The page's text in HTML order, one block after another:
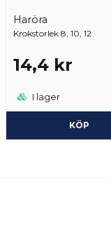
Haröra
Krokstorlek 8, 10, 12
14,4 kr
I lager
KÖP